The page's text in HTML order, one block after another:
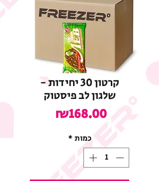
קרטון 30 יחידות -
שלגון לב פיסטוק
₪168.00
כמות *